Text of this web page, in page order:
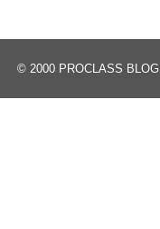
© 2000 PROCLASS BLOG.